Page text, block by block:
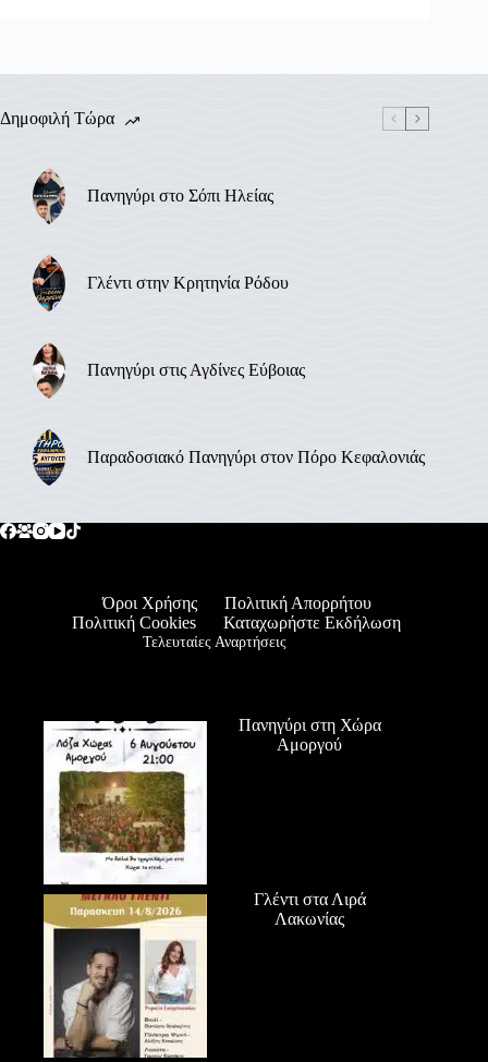
Δημοφιλή Τώρα
Πανηγύρι στο Σόπι Ηλείας
Γλέντι στην Κρητηνία Ρόδου
Πανηγύρι στις Αγδίνες Εύβοιας
Παραδοσιακό Πανηγύρι στον Πόρο Κεφαλονιάς
Όροι Χρήσης
Πολιτική Απορρήτου
Πολιτική Cookies
Καταχωρήστε Εκδήλωση
Τελευταίες Αναρτήσεις
Πανηγύρι στη Χώρα
Αμοργού
Γλέντι στα Λιρά
Λακωνίας